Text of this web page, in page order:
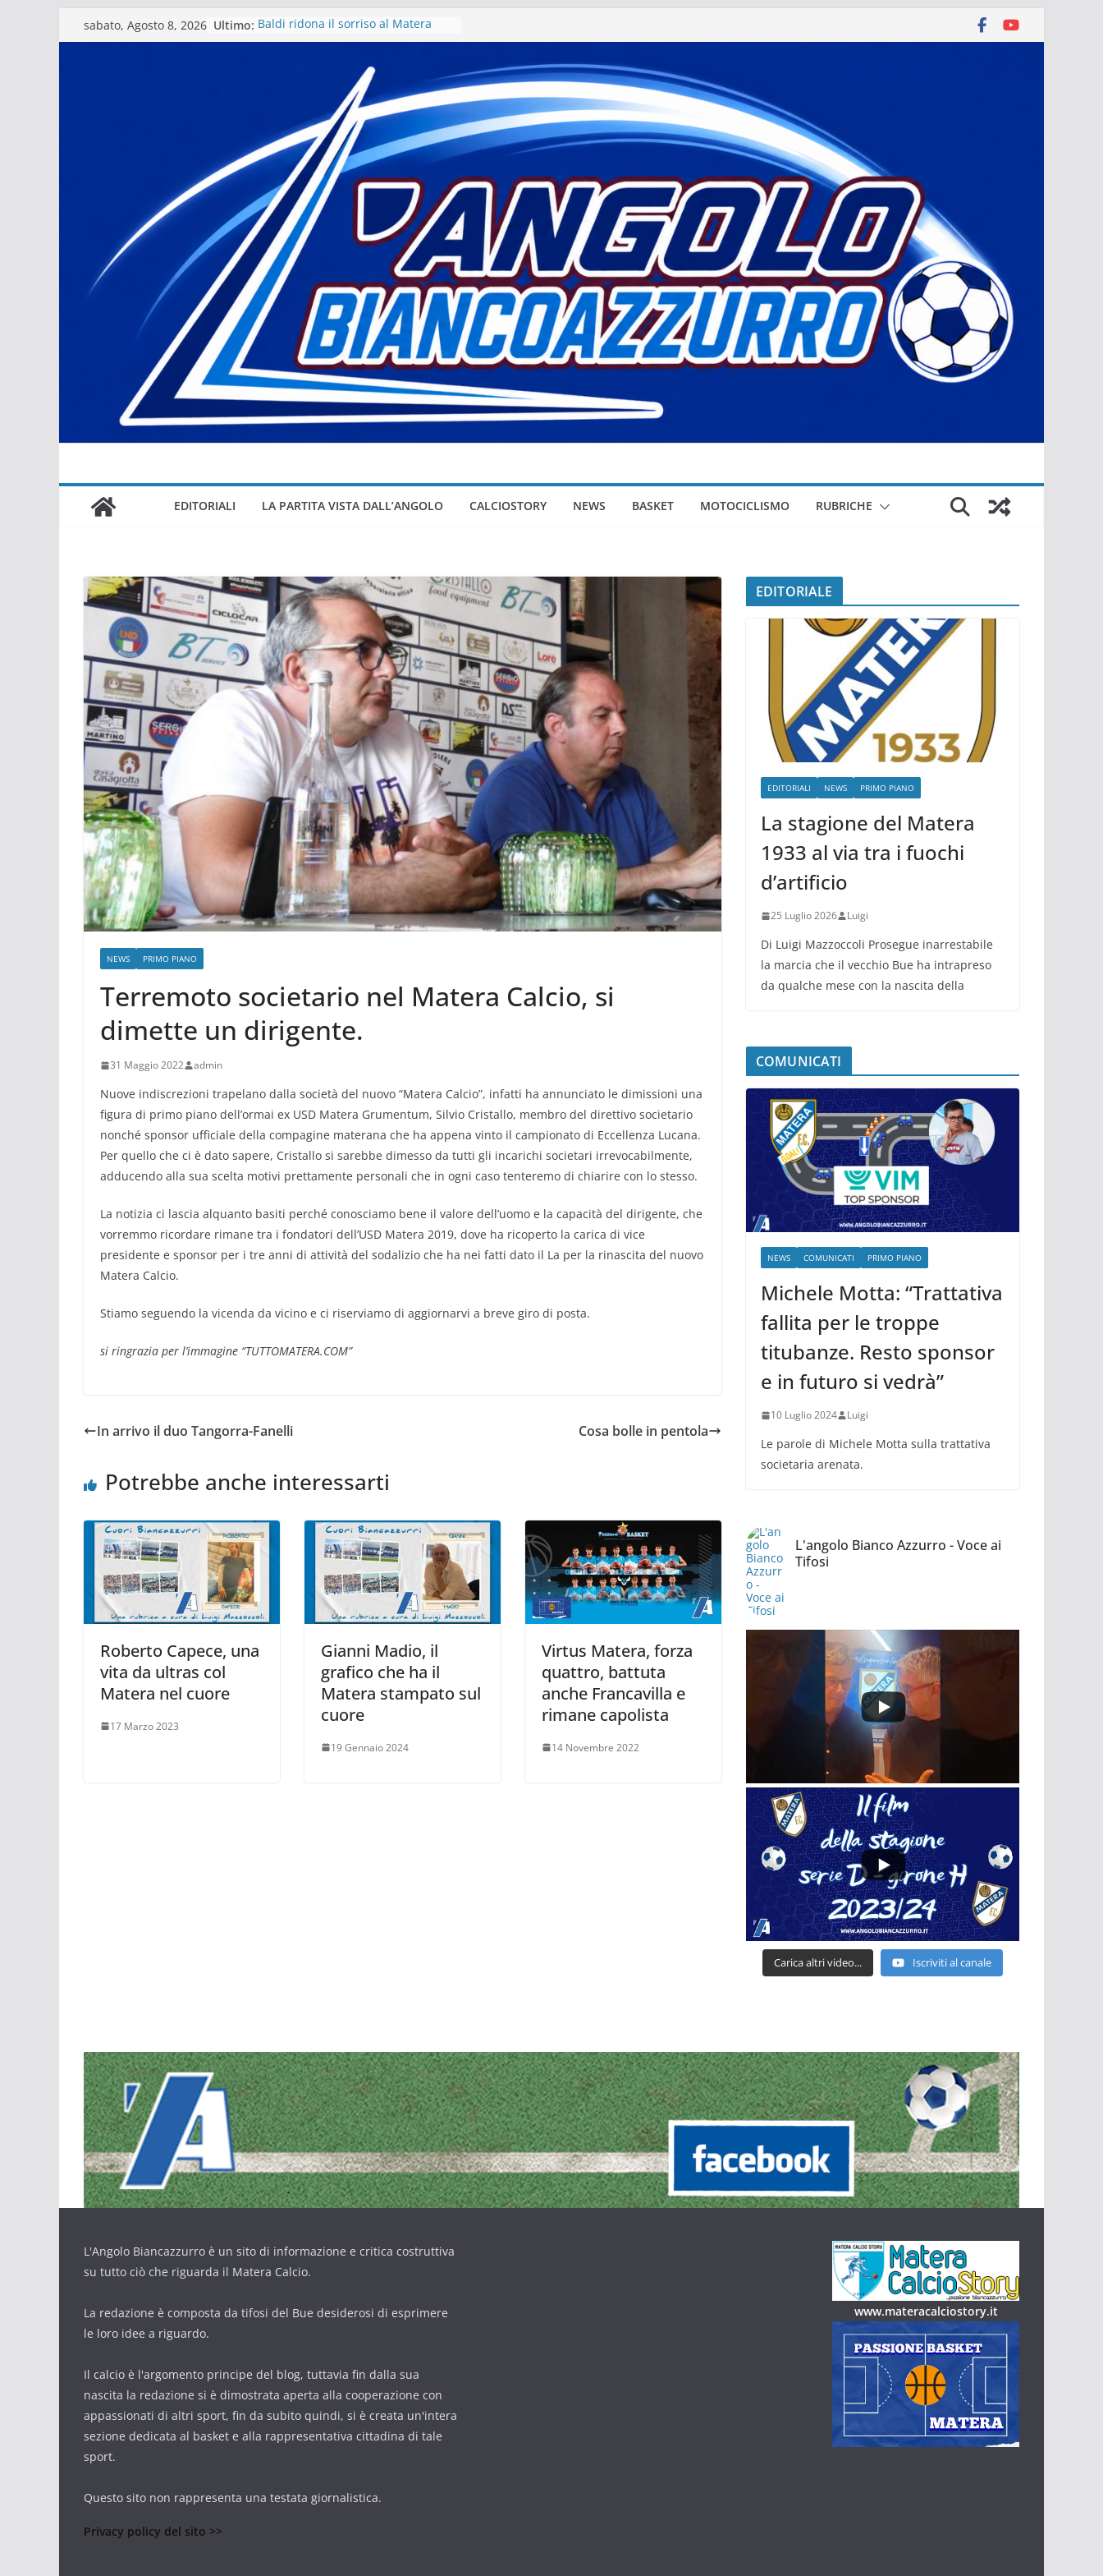
Salta
al
sabato, Agosto 8, 2026 Ultimo: Baldi ridona il sorriso al Matera
La stagione del Matera 1933 al via
Il Matera 1933 al lavoro per un
grande futuro. Video intervista col
presidente Michele Motta
Il Bue rinasce. E Matera sogna
Matera – Palmese “nulla” di fatto
EDITORIALI LA PARTITA VISTA DALL’ANGOLO CALCIOSTORY NEWS BASKET MOTOCICLISMO RUBRICHE
NEWS PRIMO PIANO
Terremoto societario nel Matera Calcio, si
dimette un dirigente.
31 Maggio 2022 admin
Nuove indiscrezioni trapelano dalla società del nuovo “Matera Calcio”, infatti ha annunciato le dimissioni una
figura di primo piano dell’ormai ex USD Matera Grumentum, Silvio Cristallo, membro del direttivo societario
nonché sponsor ufficiale della compagine materana che ha appena vinto il campionato di Eccellenza Lucana.
Per quello che ci è dato sapere, Cristallo si sarebbe dimesso da tutti gli incarichi societari irrevocabilmente,
adducendo alla sua scelta motivi prettamente personali che in ogni caso tenteremo di chiarire con lo stesso.
La notizia ci lascia alquanto basiti perché conosciamo bene il valore dell’uomo e la capacità del dirigente, che
vorremmo ricordare rimane tra i fondatori dell’USD Matera 2019, dove ha ricoperto la carica di vice
presidente e sponsor per i tre anni di attività del sodalizio che ha nei fatti dato il La per la rinascita del nuovo
Matera Calcio.
Stiamo seguendo la vicenda da vicino e ci riserviamo di aggiornarvi a breve giro di posta.
si ringrazia per l’immagine “TUTTOMATERA.COM”
In arrivo il duo Tangorra-Fanelli Cosa bolle in pentola
Potrebbe anche interessarti
Roberto Capece, una
vita da ultras col
Matera nel cuore
17 Marzo 2023
Gianni Madio, il
grafico che ha il
Matera stampato sul
cuore
19 Gennaio 2024
Virtus Matera, forza
quattro, battuta
anche Francavilla e
rimane capolista
14 Novembre 2022
EDITORIALE
EDITORIALI NEWS PRIMO PIANO
La stagione del Matera
1933 al via tra i fuochi
d’artificio
25 Luglio 2026 Luigi
Di Luigi Mazzoccoli Prosegue inarrestabile
la marcia che il vecchio Bue ha intrapreso
da qualche mese con la nascita della
COMUNICATI
NEWS COMUNICATI PRIMO PIANO
Michele Motta: “Trattativa
fallita per le troppe
titubanze. Resto sponsor
e in futuro si vedrà”
10 Luglio 2024 Luigi
Le parole di Michele Motta sulla trattativa
societaria arenata.
L'angolo Bianco Azzurro - Voce ai
Tifosi
Carica altri video... Iscriviti al canale
L'Angolo Biancazzurro è un sito di informazione e critica costruttiva
su tutto ciò che riguarda il Matera Calcio.
La redazione è composta da tifosi del Bue desiderosi di esprimere
le loro idee a riguardo.
Il calcio è l'argomento principe del blog, tuttavia fin dalla sua
nascita la redazione si è dimostrata aperta alla cooperazione con
appassionati di altri sport, fin da subito quindi, si è creata un'intera
sezione dedicata al basket e alla rappresentativa cittadina di tale
sport.
Questo sito non rappresenta una testata giornalistica.
Privacy policy del sito >>
www.materacalciostory.it